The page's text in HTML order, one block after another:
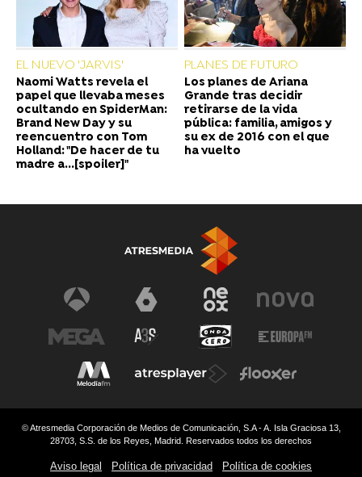
EL NUEVO 'JARVIS'
Naomi Watts revela el
papel que llevaba meses
ocultando en SpiderMan:
Brand New Day y su
reencuentro con Tom
Holland: "De hacer de tu
madre a...[spoiler]"
PLANES DE FUTURO
Los planes de Ariana
Grande tras decidir
retirarse de la vida
pública: familia, amigos y
su ex de 2016 con el que
ha vuelto
© Atresmedia Corporación de Medios de Comunicación, S.A - A. Isla Graciosa 13,
28703, S.S. de los Reyes, Madrid. Reservados todos los derechos
Aviso legal Política de privacidad Política de cookies